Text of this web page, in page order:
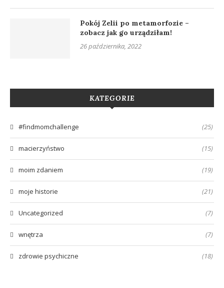
Pokój Zelii po metamorfozie –
zobacz jak go urządziłam!
26 października, 2022
KATEGORIE
#findmomchallenge (25)
macierzyństwo (15)
moim zdaniem (19)
moje historie (21)
Uncategorized (7)
wnętrza (7)
zdrowie psychiczne (18)